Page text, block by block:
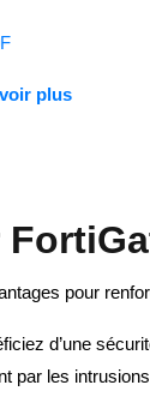
plus
pour
d’une
par les